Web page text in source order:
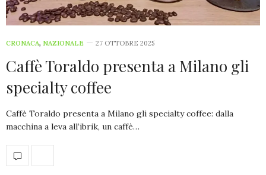
CRONACA, NAZIONALE 27 OTTOBRE 2025
Caffè Toraldo presenta a Milano gli
specialty coffee
Caffè Toraldo presenta a Milano gli specialty coffee: dalla
macchina a leva all’ibrik, un caffè…